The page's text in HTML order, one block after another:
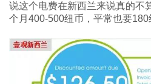
说这个电费在新西兰来说真的不
个月400-500纽币，平常也要180